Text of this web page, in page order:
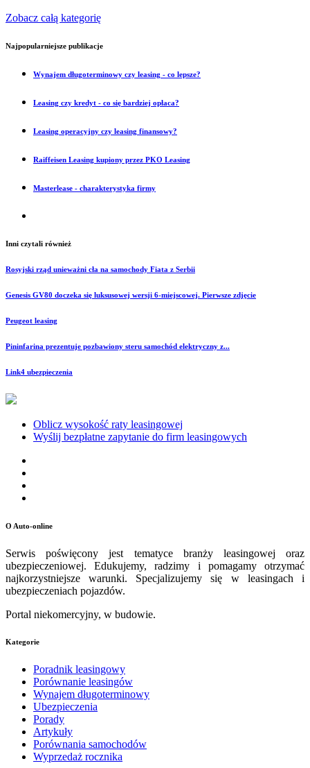
Zobacz całą kategorię
Najpopularniejsze publikacje
Wynajem długoterminowy czy leasing - co lepsze?
Leasing czy kredyt - co się bardziej opłaca?
Leasing operacyjny czy leasing finansowy?
Raiffeisen Leasing kupiony przez PKO Leasing
Masterlease - charakterystyka firmy
Inni czytali również
Rosyjski rząd unieważni cła na samochody Fiata z Serbii
Genesis GV80 doczeka się luksusowej wersji 6-miejscowej. Pierwsze zdjęcie
Peugeot leasing
Pininfarina prezentuje pozbawiony steru samochód elektryczny z...
Link4 ubezpieczenia
Oblicz wysokość raty leasingowej
Wyślij bezpłatne zapytanie do firm leasingowych
O Auto-online
Serwis poświęcony jest tematyce branży leasingowej oraz
ubezpieczeniowej. Edukujemy, radzimy i pomagamy otrzymać
najkorzystniejsze warunki. Specjalizujemy się w leasingach i
ubezpieczeniach pojazdów.
Portal niekomercyjny, w budowie.
Kategorie
Poradnik leasingowy
Porównanie leasingów
Wynajem długoterminowy
Ubezpieczenia
Porady
Artykuły
Porównania samochodów
Wyprzedaż rocznika